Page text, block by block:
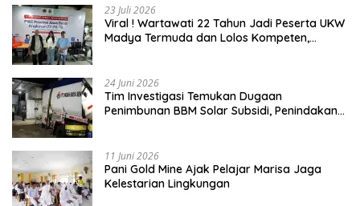
23 Juli 2026
Viral ! Wartawati 22 Tahun Jadi Peserta UKW
Madya Termuda dan Lolos Kompeten,
24 Juni 2026
Tim Investigasi Temukan Dugaan
Penimbunan BBM Solar Subsidi, Penindakan
11 Juni 2026
Pani Gold Mine Ajak Pelajar Marisa Jaga
Kelestarian Lingkungan